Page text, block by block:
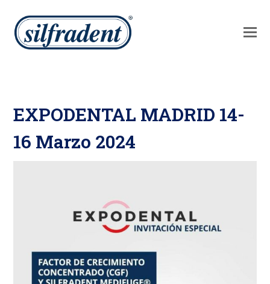
EXPODENTAL MADRID 14-
16 Marzo 2024